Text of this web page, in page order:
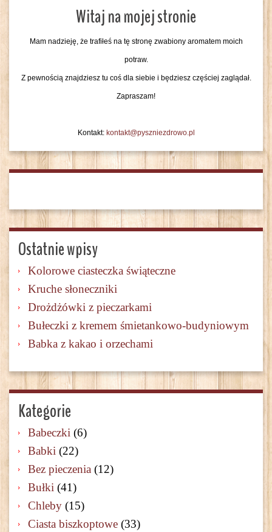
Witaj na mojej stronie
Mam nadzieję, że trafiłeś na tę stronę zwabiony aromatem moich
potraw.
Z pewnością znajdziesz tu coś dla siebie i będziesz częściej zaglądał.
Zapraszam!
Kontakt: kontakt@pyszniezdrowo.pl
Ostatnie wpisy
Kolorowe ciasteczka świąteczne
Kruche słoneczniki
Drożdżówki z pieczarkami
Bułeczki z kremem śmietankowo-budyniowym
Babka z kakao i orzechami
Kategorie
Babeczki (6)
Babki (22)
Bez pieczenia (12)
Bułki (41)
Chleby (15)
Ciasta biszkoptowe (33)